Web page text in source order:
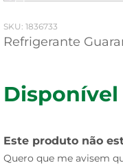
: 1836733
Refrigerante
Este produto não
Quero que me avisem